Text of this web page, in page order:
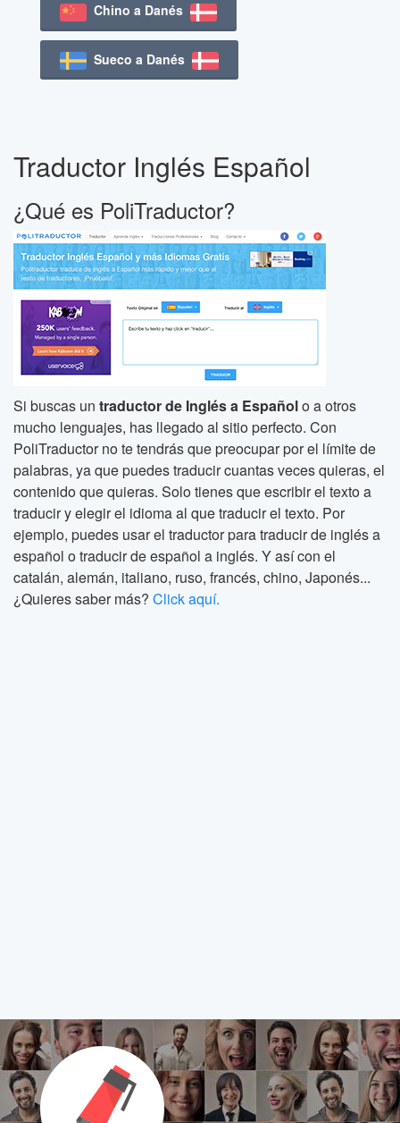
Chino a Danés
Sueco a Danés
Traductor Inglés Español
¿Qué es PoliTraductor?
Si buscas un traductor de Inglés a Españolo a otros
mucho lenguajes, has llegado al sitio perfecto. Con
PoliTraductor no te tendrás que preocupar por el límite de
palabras, ya que puedes traducir cuantas veces quieras, el
contenido que quieras. Solo tienes que escribir el texto a
traducir y elegir el idioma al que traducir el texto. Por
ejemplo, puedes usar el traductor para traducir de inglés a
español o traducir de español a inglés. Y así con el
catalán, alemán, italiano, ruso, francés, chino, Japonés...
¿Quieres saber más? Click aquí.